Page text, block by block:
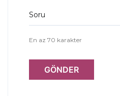
Soru
En az 70 karakter
GÖNDER